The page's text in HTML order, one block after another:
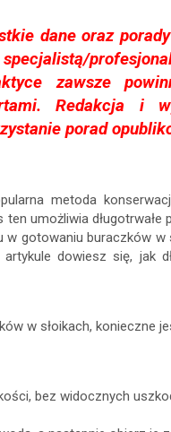
dane oraz
zawsze
Redakcja i
porad
metoda
umożliwia
gotowaniu buraczków w
dowiesz się, jak
w słoikach, konieczne
bez widocznych